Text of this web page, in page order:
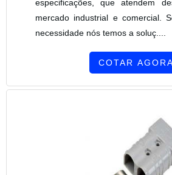
especificações, que atendem
mercado industrial e comercial.
necessidade nós temos a soluç....
COTAR AGORA